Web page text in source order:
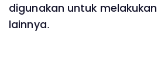
digunakan untuk
lainnya.